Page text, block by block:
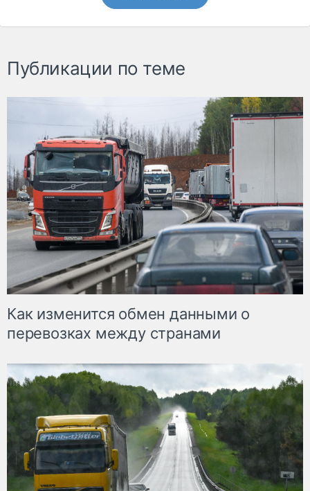
Публикации по теме
Как изменится обмен данными о
перевозках между странами